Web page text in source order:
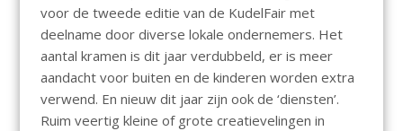
b
o
o
k
s
A
p
p
l
voor de tweede editie van de KudelFair met
deelname door diverse lokale ondernemers. Het
aantal kramen is dit jaar verdubbeld, er is meer
aandacht voor buiten en de kinderen worden extra
verwend. En nieuw dit jaar zijn ook de ‘diensten’.
Ruim veertig kleine of grote creatievelingen in